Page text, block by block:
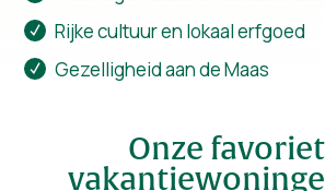
Rijke cultuur en lokaal erfgoed
Gezelligheid aan de Maas
Onze